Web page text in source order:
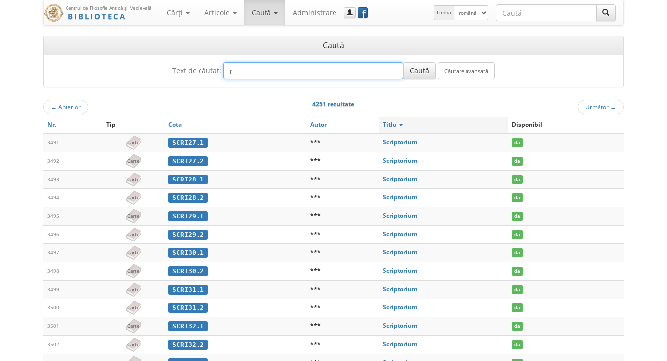
Centrul de Filosofie Antică şi Medievală
BIBLIOTECA Cărţi Articole Caută Administrare f Limba
Caută
Text de căutat:
← Anterior 4251 rezultate Următor →
Nr. Tip Cota Autor Titlu Disponibil
3491 Carte SCRI27.1 *** Scriptorium da
3492 Carte SCRI27.2 *** Scriptorium da
3493 Carte SCRI28.1 *** Scriptorium da
3494 Carte SCRI28.2 *** Scriptorium da
3495 Carte SCRI29.1 *** Scriptorium da
3496 Carte SCRI29.2 *** Scriptorium da
3497 Carte SCRI30.1 *** Scriptorium da
3498 Carte SCRI30.2 *** Scriptorium da
3499 Carte SCRI31.1 *** Scriptorium da
3500 Carte SCRI31.2 *** Scriptorium da
3501 Carte SCRI32.1 *** Scriptorium da
3502 Carte SCRI32.2 *** Scriptorium da